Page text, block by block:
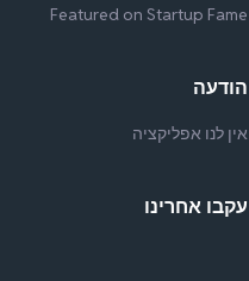
Featured on Startup Fame
הודעה
אין לנו אפליקציה
עקבו אחרינו